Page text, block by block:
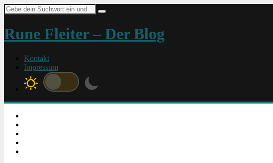
Suche
nach:
Rune Fleiter – Der Blog
Kontakt
Impressum